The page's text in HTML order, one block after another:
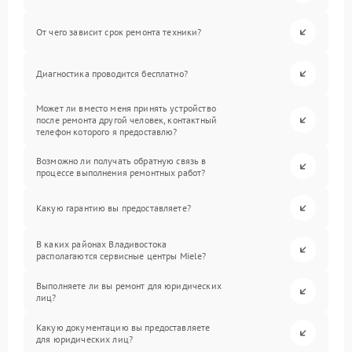
От чего зависит срок ремонта техники?
Диагностика проводится бесплатно?
Может ли вместо меня принять устройство
после ремонта другой человек, контактный
телефон которого я предоставлю?
Возможно ли получать обратную связь в
процессе выполнения ремонтных работ?
Какую гарантию вы предоставляете?
В каких районах Владивостока
располагаются сервисные центры Miele?
Выполняете ли вы ремонт для юридических
лиц?
Какую документацию вы предоставляете
для юридических лиц?